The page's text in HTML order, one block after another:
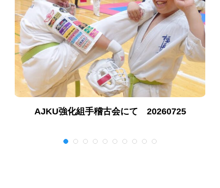
AJKU強化組手稽古会にて 20260725